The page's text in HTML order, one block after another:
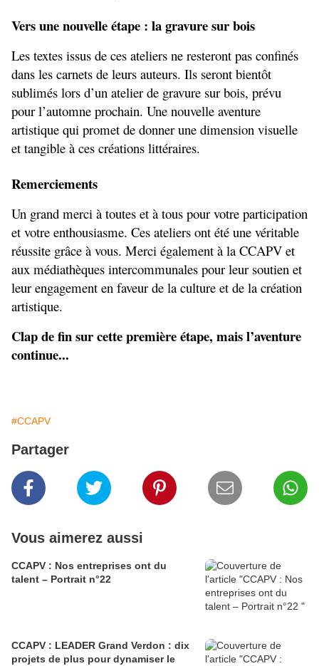
Vers une nouvelle étape : la gravure sur bois
Les textes issus de ces ateliers ne resteront pas confinés
dans les carnets de leurs auteurs. Ils seront bientôt
sublimés lors d’un atelier de gravure sur bois, prévu
pour l’automne prochain. Une nouvelle aventure
artistique qui promet de donner une dimension visuelle
et tangible à ces créations littéraires.
Remerciements
Un grand merci à toutes et à tous pour votre participation
et votre enthousiasme. Ces ateliers ont été une véritable
réussite grâce à vous. Merci également à la CCAPV et
aux médiathèques intercommunales pour leur soutien et
leur engagement en faveur de la culture et de la création
artistique.
Clap de fin sur cette première étape, mais l’aventure
continue...
#CCAPV
Partager
Vous aimerez aussi
CCAPV : Nos entreprises ont du
talent – Portrait n°22
CCAPV : LEADER Grand Verdon : dix
projets de plus pour dynamiser le